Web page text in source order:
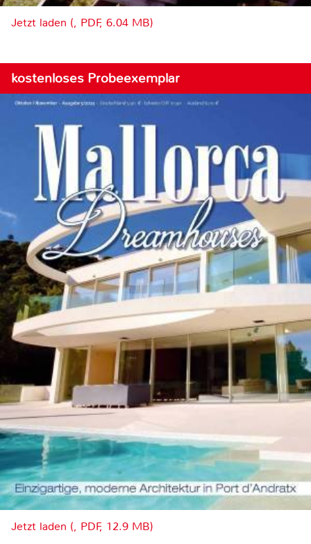
Jetzt laden (, PDF, 6.04 MB)
kostenloses Probeexemplar
Jetzt laden (, PDF, 12.9 MB)